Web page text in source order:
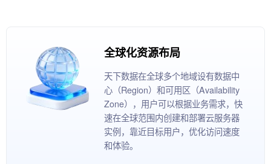
全球化资源布局
天下数据在全球多个地域设有数据中
心（Region）和可用区（Availability
Zone），用户可以根据业务需求，快
速在全球范围内创建和部署云服务器
实例，靠近目标用户，优化访问速度
和体验。